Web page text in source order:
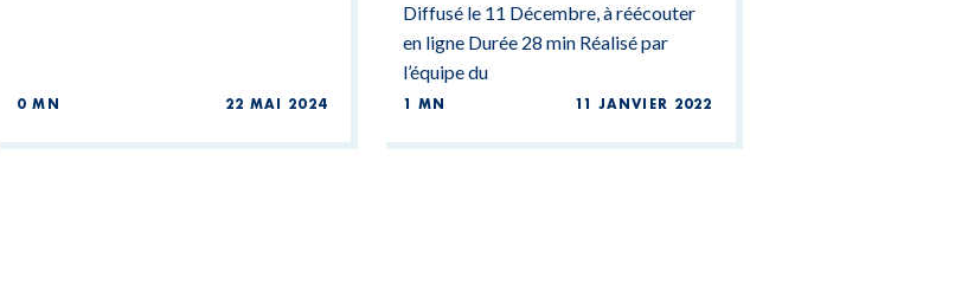
0 MN 22 MAI 2024
Diffusé le 11 Décembre, à réécouter
en ligne Durée 28 min Réalisé par
l’équipe du
1 MN 11 JANVIER 2022